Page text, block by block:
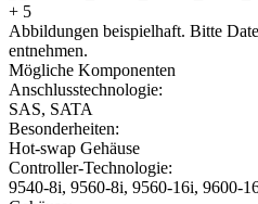
+ 5
Abbildungen beispielhaft. Bitte
entnehmen.
Mögliche Komponenten
Anschlusstechnologie:
SAS, SATA
Besonderheiten:
Hot-swap Gehäuse
Controller-Technologie:
9540-8i, 9560-8i, 9560-16i, 9600-